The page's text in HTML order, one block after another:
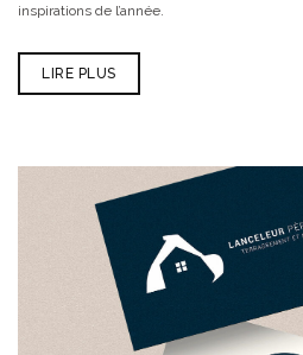
inspirations de l’année.
LIRE PLUS